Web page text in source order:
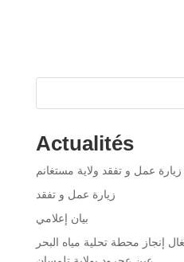
Actualités
زيارة عمل و تفقد ولاية مستغانم
زيارة عمل و تفقد
بيان إعلامي
إنجاز محطة تحلية مياه البحر